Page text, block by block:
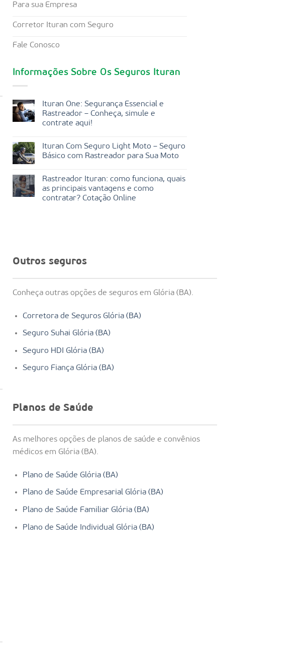
Para sua Empresa
Corretor Ituran com Seguro
Fale Conosco
Informações Sobre Os Seguros Ituran
Ituran One: Segurança Essencial e
Rastreador – Conheça, simule e
contrate aqui!
Ituran Com Seguro Light Moto – Seguro
Básico com Rastreador para Sua Moto
Rastreador Ituran: como funciona, quais
as principais vantagens e como
contratar? Cotação Online
Outros seguros
Conheça outras opções de seguros em Glória (BA).
Corretora de Seguros Glória (BA)
Seguro Suhai Glória (BA)
Seguro HDI Glória (BA)
Seguro Fiança Glória (BA)
Planos de Saúde
As melhores opções de planos de saúde e convênios
médicos em Glória (BA).
Plano de Saúde Glória (BA)
Plano de Saúde Empresarial Glória (BA)
Plano de Saúde Familiar Glória (BA)
Plano de Saúde Individual Glória (BA)